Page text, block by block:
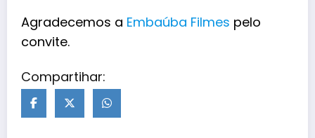
Agradecemos a Embaúba Filmes pelo
convite.
Compartihar: